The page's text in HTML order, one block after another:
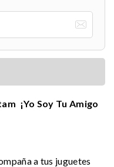
¡Yo Soy Tu Amigo
a tus juguetes